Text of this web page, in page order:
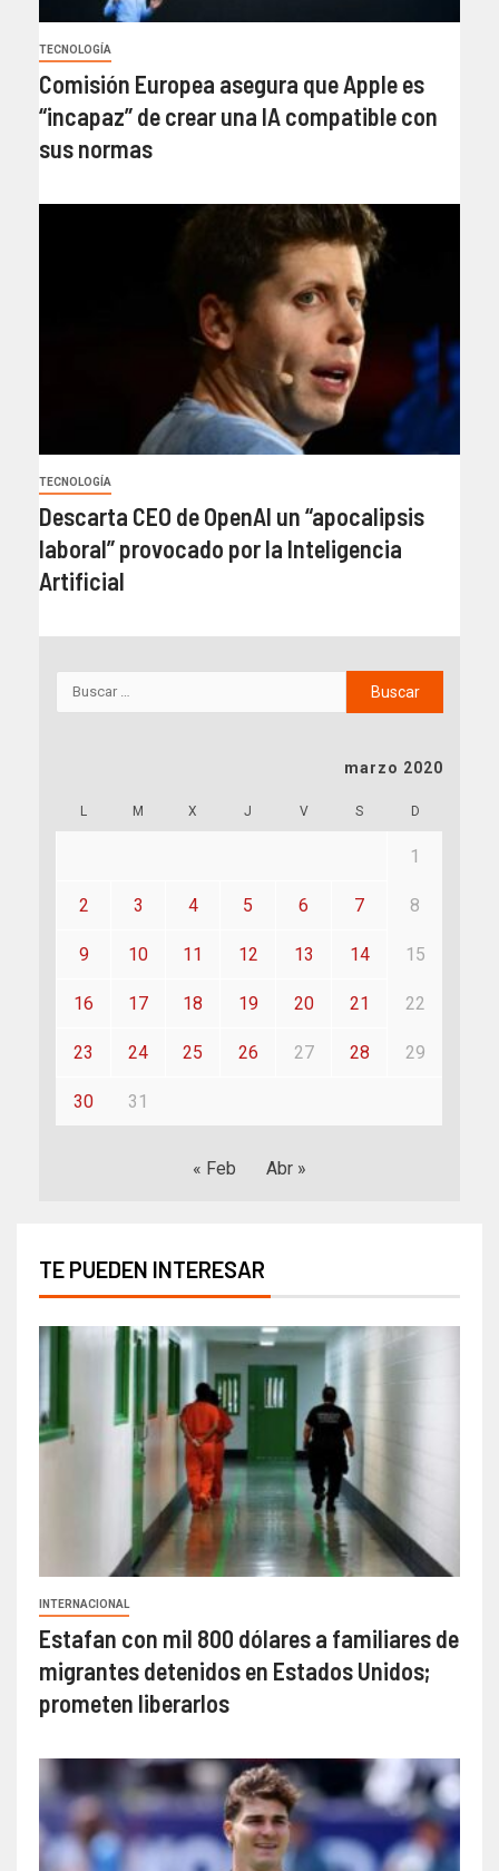
TECNOLOGÍA
Comisión Europea asegura que Apple es
“incapaz” de crear una IA compatible con
sus normas
TECNOLOGÍA
Descarta CEO de OpenAI un “apocalipsis
laboral” provocado por la Inteligencia
Artificial
marzo 2020
L M X J V S D
1
2 3 4 5 6 7 8
9 10 11 12 13 14 15
16 17 18 19 20 21 22
23 24 25 26 27 28 29
30 31
« Feb Abr »
TE PUEDEN INTERESAR
INTERNACIONAL
Estafan con mil 800 dólares a familiares de
migrantes detenidos en Estados Unidos;
prometen liberarlos